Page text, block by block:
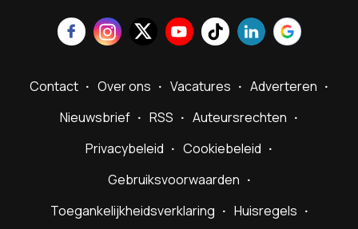
Contact Over ons Vacatures
Adverteren
Nieuwsbrief
RSS
Auteursrechten
Privacybeleid
Cookiebeleid
Gebruiksvoorwaarden
Toegankelijkheidsverklaring
Huisregels